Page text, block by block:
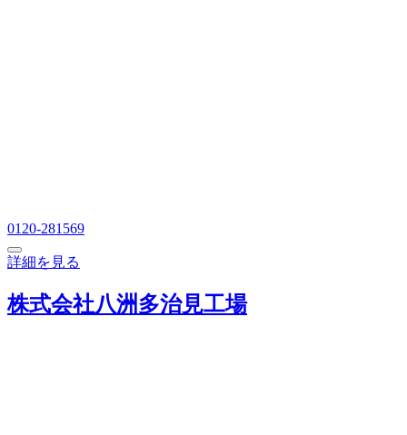
0120-281569
詳細を見る
株式会社八洲多治見工場